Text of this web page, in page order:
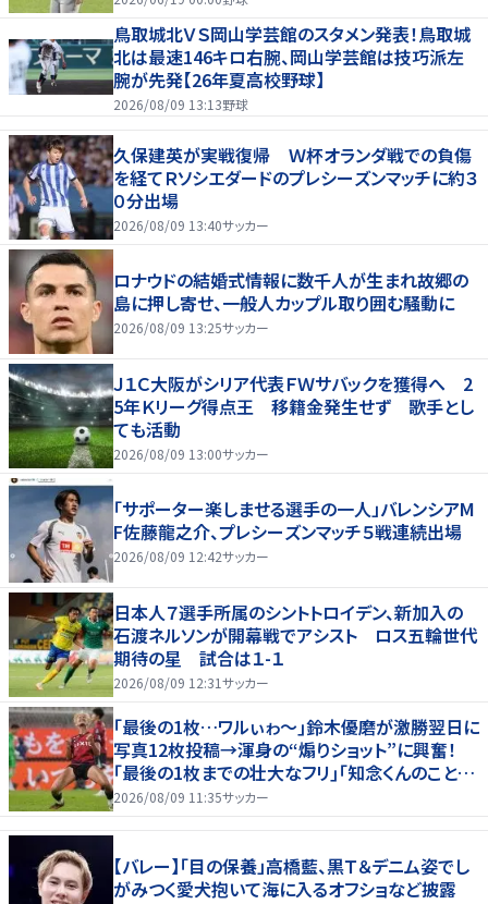
鳥取城北ＶＳ岡山学芸館のスタメン発表！鳥取城
北は最速146キロ右腕、岡山学芸館は技巧派左
腕が先発【26年夏高校野球】
2026/08/09 13:13野球
久保建英が実戦復帰 Ｗ杯オランダ戦での負傷
を経てＲソシエダードのプレシーズンマッチに約３
０分出場
2026/08/09 13:40サッカー
ロナウドの結婚式情報に数千人が生まれ故郷の
島に押し寄せ、一般人カップル取り囲む騒動に
2026/08/09 13:25サッカー
Ｊ１Ｃ大阪がシリア代表ＦＷサバックを獲得へ 2
5年Ｋリーグ得点王 移籍金発生せず 歌手とし
ても活動
2026/08/09 13:00サッカー
「サポーター楽しませる選手の一人」バレンシアM
F佐藤龍之介、プレシーズンマッチ５戦連続出場
2026/08/09 12:42サッカー
日本人７選手所属のシントトロイデン、新加入の
石渡ネルソンが開幕戦でアシスト ロス五輪世代
期待の星 試合は１-１
2026/08/09 12:31サッカー
｢最後の1枚…ワルぃゎ〜｣鈴木優磨が激勝翌日に
写真12枚投稿→渾身の“煽りショット”に興奮！
｢最後の1枚までの壮大なフリ｣｢知念くんのことど
んだけ好きなんよｗ｣
2026/08/09 11:35サッカー
【バレー】「目の保養」高橋藍、黒Ｔ＆デニム姿でし
がみつく愛犬抱いて海に入るオフショなど披露